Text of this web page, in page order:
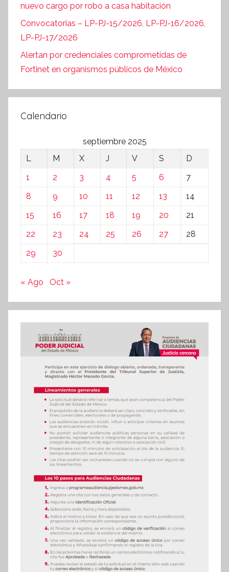
nuevo cargo por robo a casa habitación
Convocatorias – LP-PJ-15/2026, LP-PJ-16/2026,
LP-PJ-17/2026
Alertan por credenciales comprometidas de
Fortinet en organismos públicos de México
Calendario
septiembre 2025
L
M X J V S
D
1
2 3 4 5 6
7
8
9 10 11 12 13
14
15
16 17 18 19 20
21
22
23 24 25 26 27
28
29
30
« Ago Oct »